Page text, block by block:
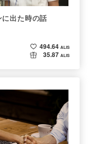
出た時の話
494.64 ALIS
35.87 ALIS